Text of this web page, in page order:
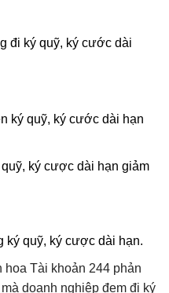
đi ký quỹ, ký cước dài
ký quỹ, ký cước dài hạn
ký cược dài hạn giảm
ký quỹ, ký cược dài hạn.